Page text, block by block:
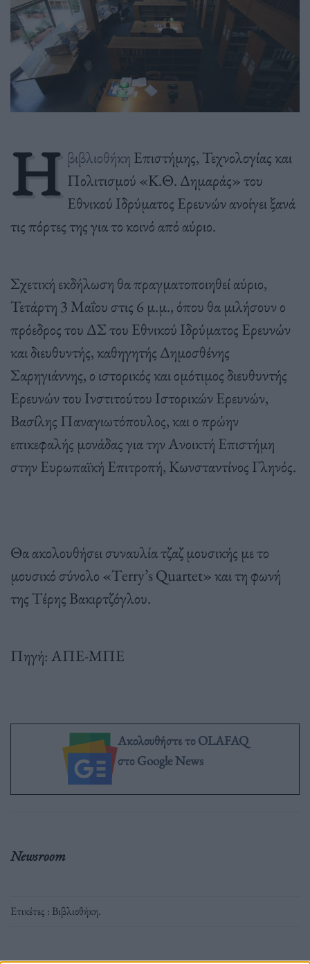
Η βιβλιοθήκη Επιστήμης, Τεχνολογίας και
Πολιτισμού «Κ.Θ. Δημαράς» του
Εθνικού Ιδρύματος Ερευνών ανοίγει ξανά
τις πόρτες της για το κοινό από αύριο.
Σχετική εκδήλωση θα πραγματοποιηθεί αύριο,
Τετάρτη 3 Μαΐου στις 6 μ.μ., όπου θα μιλήσουν ο
πρόεδρος του ΔΣ του Εθνικού Ιδρύματος Ερευνών
και διευθυντής, καθηγητής Δημοσθένης
Σαρηγιάννης, ο ιστορικός και ομότιμος διευθυντής
Ερευνών του Ινστιτούτου Ιστορικών Ερευνών,
Βασίλης Παναγιωτόπουλος, και ο πρώην
επικεφαλής μονάδας για την Ανοικτή Επιστήμη
στην Ευρωπαϊκή Επιτροπή, Κωνσταντίνος Γληνός.
Θα ακολουθήσει συναυλία τζαζ μουσικής με το
μουσικό σύνολο «Τerry’s Quartet» και τη φωνή
της Τέρης Βακιρτζόγλου.
Πηγή: ΑΠΕ-ΜΠΕ
Ακολουθήστε το OLAFAQ
στο Google News
Newsroom
Ετικέτες : Βιβλιοθήκη.